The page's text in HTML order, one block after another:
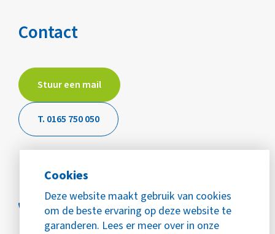
Cookies
Deze website maakt gebruik van cookies
om de beste ervaring op deze website te
garanderen. Lees er meer over in onze
Contact
Stuur een mail
T. 0165 750 050